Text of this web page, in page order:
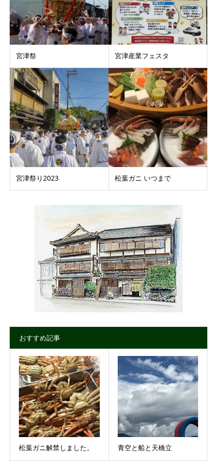
宮津祭 宮津産業フェスタ
宮津祭り2023 松葉ガニ いつまで
おすすめ記事
松葉ガニ解禁しました。 青空と船と天橋立